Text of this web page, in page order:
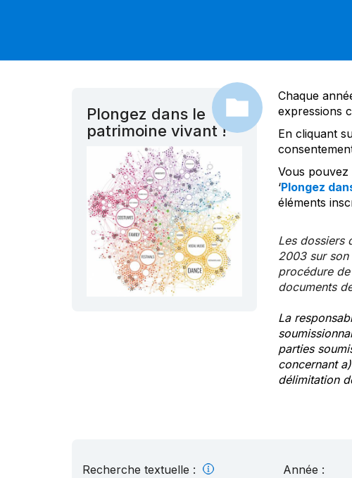
Plongez dans le
patrimoine vivant !
Chaque
expressions
En cliquant
Vous pouvez
‘Plongez
éléments
Les dossiers
2003 sur son
procédure
documents
La
parties
concernant
délimitation
Recherche textuelle : Année :